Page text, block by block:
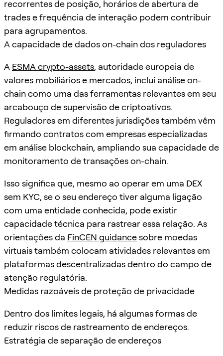
recorrentes de posição, horários de abertura de
trades e frequência de interação podem contribuir
para agrupamentos.
A capacidade de dados on-chain dos reguladores
A ESMA crypto-assets, autoridade europeia de
valores mobiliários e mercados, inclui análise on-
chain como uma das ferramentas relevantes em seu
arcabouço de supervisão de criptoativos.
Reguladores em diferentes jurisdições também vêm
firmando contratos com empresas especializadas
em análise blockchain, ampliando sua capacidade de
monitoramento de transações on-chain.
Isso significa que, mesmo ao operar em uma DEX
sem KYC, se o seu endereço tiver alguma ligação
com uma entidade conhecida, pode existir
capacidade técnica para rastrear essa relação. As
orientações da FinCEN guidancesobre moedas
virtuais também colocam atividades relevantes em
plataformas descentralizadas dentro do campo de
atenção regulatória.
Medidas razoáveis de proteção de privacidade
Dentro dos limites legais, há algumas formas de
reduzir riscos de rastreamento de endereços.
Estratégia de separação de endereços